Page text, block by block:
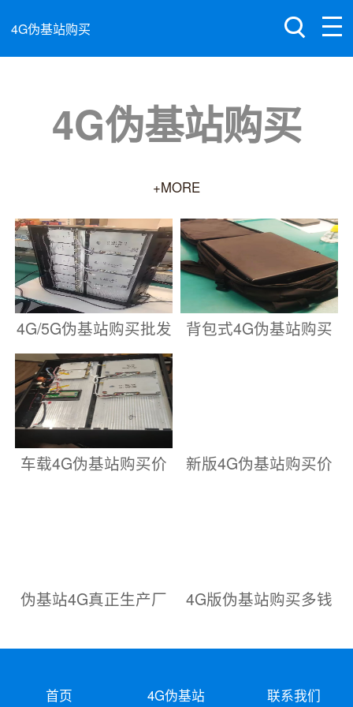
4G伪基站购买
4G伪基站购买
+MORE
4G/5G伪基站购买批发 背包式4G伪基站购买
车载4G伪基站购买价 新版4G伪基站购买价
伪基站4G真正生产厂 4G版伪基站购买多钱
首页 4G伪基站 联系我们